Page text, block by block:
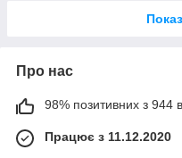
Про нас
98% позитивних з 944
Працює з 11.12.2020